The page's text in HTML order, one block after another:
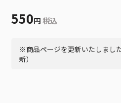
550円 税込
※商品ページを更新いたしまし
新）